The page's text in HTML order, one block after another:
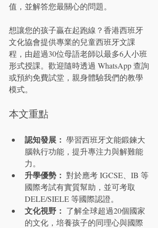
值，並解答您最關心的問題。
想讓您的孩子贏在起跑線？香港西班牙
文化協會提供專業的兒童西班牙文課
程，由超過30位母語老師以最多6人小班
形式授課。歡迎隨時透過 WhatsApp 查詢
或預約免費試堂，親身體驗我們的教學
模式。
本文重點
認知發展： 學習西班牙文能鍛鍊大
腦執行功能，提升專注力與解難能
力。
升學優勢： 對於應考 IGCSE、IB 等
國際考試有實質幫助，並可考取
DELE/SIELE 等國際認證。
文化視野： 了解全球超過20個國家
的文化，培養孩子的同理心與國際